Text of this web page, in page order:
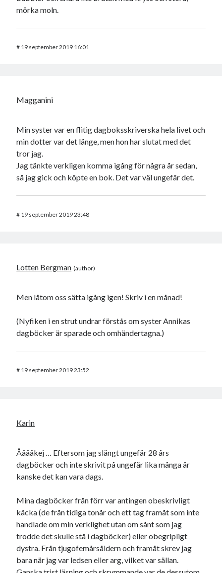
mörka moln.
# 19 september 2019 16:01
Magganini
Min syster var en flitig dagboksskriverska hela livet och
min dotter var det länge, men hon har slutat med det
tror jag.
Jag tänkte verkligen komma igång för några år sedan,
så jag gick och köpte en bok. Det var väl ungefär det.
# 19 september 2019 23:48
Lotten Bergman
Men låtom oss sätta igång igen! Skriv i en månad!
(Nyfiken i en strut undrar förstås om syster Annikas
dagböcker är sparade och omhändertagna.)
# 19 september 2019 23:52
Karin
Ååååkej … Eftersom jag slängt ungefär 28 års
dagböcker och inte skrivit på ungefär lika många år
kanske det kan vara dags.
Mina dagböcker från förr var antingen obeskrivligt
käcka (de från tidiga tonår och ett tag framåt som inte
handlade om min verklighet utan om sånt som jag
trodde det skulle stå i dagböcker) eller obegripligt
dystra. Från tjugofemårsåldern och framåt skrev jag
bara när jag var ledsen eller arg, vilket var sällan.